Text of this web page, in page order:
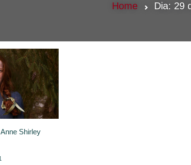
Home Dia: 29
Shirley